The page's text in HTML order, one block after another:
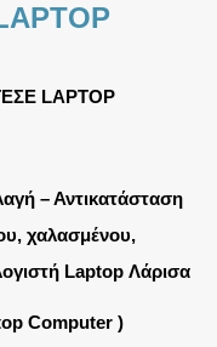
LAPTOP
– Αντικατάσταση
χαλασμένου,
Laptop Λάρισα
Computer )